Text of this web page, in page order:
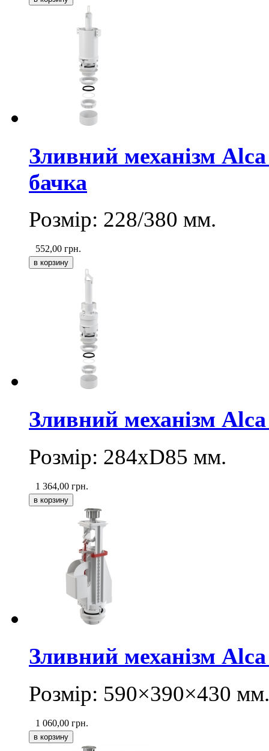
Зливний механізм
бачка
Розмір: 228/380 мм.
552,00 грн.
Зливний механізм
Розмір: 284хD85 мм.
1 364,00 грн.
Зливний механізм
Розмір: 590×390×430 мм.
1 060,00 грн.